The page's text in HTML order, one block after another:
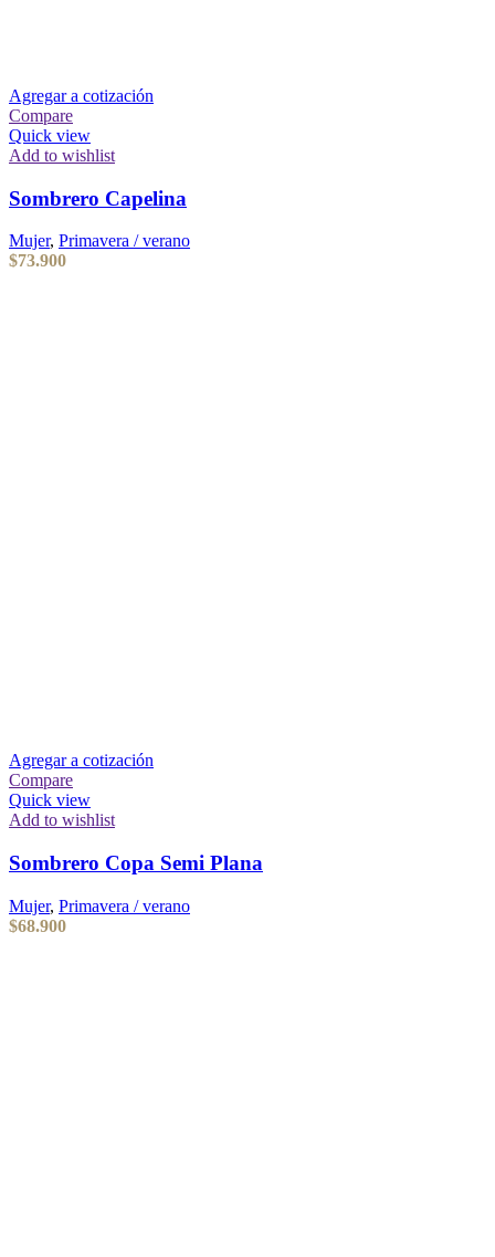
Agregar a cotización
Compare
Quick view
Add to wishlist
Sombrero Capelina
Mujer, Primavera / verano
$73.900
Agregar a cotización
Compare
Quick view
Add to wishlist
Sombrero Copa Semi Plana
Mujer, Primavera / verano
$68.900